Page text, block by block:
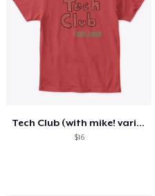
Tech Club (with mike! variant)
$16